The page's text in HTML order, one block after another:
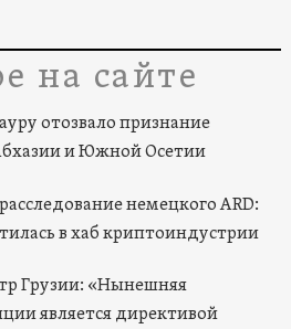
на сайте
отозвало признание
и Южной Осетии
немецкого ARD:
в хаб криптоиндустрии
Грузии: «Нынешняя
является директивой